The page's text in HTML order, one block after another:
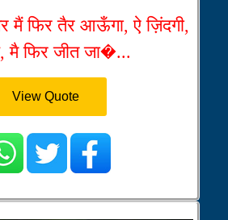
मैं फिर तैर आऊँगा, ऐ ज़िंदगी,
मै फिर जीत जा�...
View Quote